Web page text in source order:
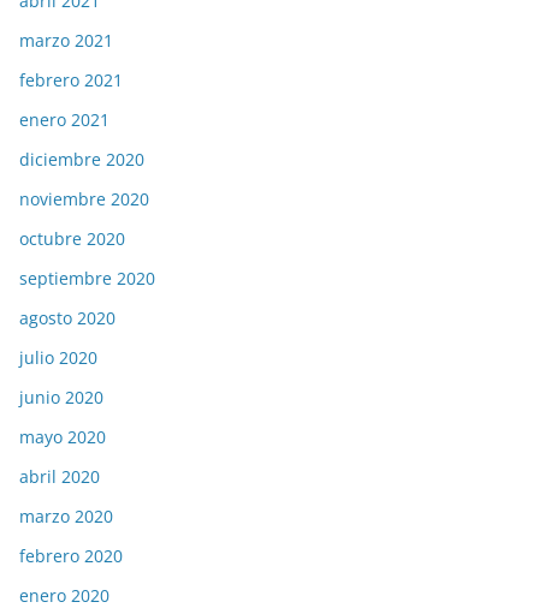
marzo 2021
febrero 2021
enero 2021
diciembre 2020
noviembre 2020
octubre 2020
septiembre 2020
agosto 2020
julio 2020
junio 2020
mayo 2020
abril 2020
marzo 2020
febrero 2020
enero 2020